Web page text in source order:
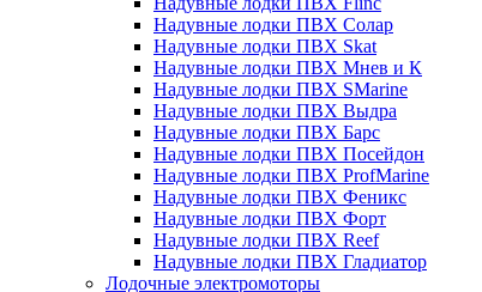
Надувные лодки ПВХ Солар
Надувные лодки ПВХ Skat
Надувные лодки ПВХ Мнев и К
Надувные лодки ПВХ SMarine
Надувные лодки ПВХ Выдра
Надувные лодки ПВХ Барс
Надувные лодки ПВХ Посейдон
Надувные лодки ПВХ ProfMarine
Надувные лодки ПВХ Феникс
Надувные лодки ПВХ Форт
Надувные лодки ПВХ Reef
Надувные лодки ПВХ Гладиатор
Лодочные электромоторы